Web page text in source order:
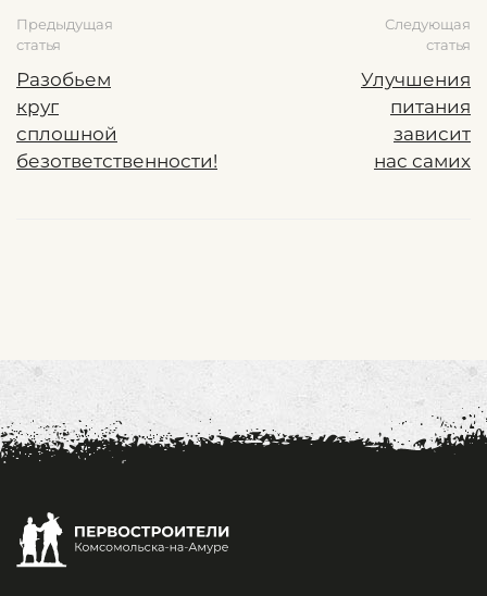
Предыдущая
статья
Разобьем
круг
сплошной
безответственности!
Следующая
статья
Улучшения
питания
зависит
нас самих